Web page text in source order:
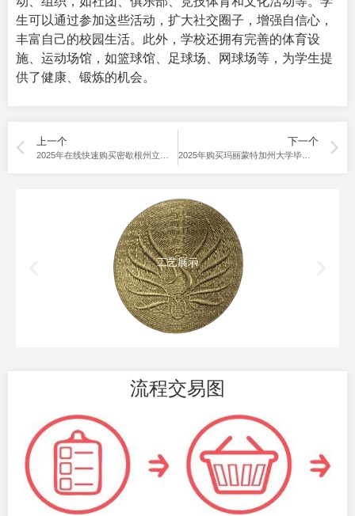
生可以通过参加这些活动，扩大社交圈子，增强自信心，
丰富自己的校园生活。此外，学校还拥有完善的体育设
施、运动场馆，如篮球馆、足球场、网球场等，为学生提
供了健康、锻炼的机会。
上一个 下一个
2025年购买玛丽蒙特加州大学毕业证，一所倒闭的大学。
工艺展示
流程交易图